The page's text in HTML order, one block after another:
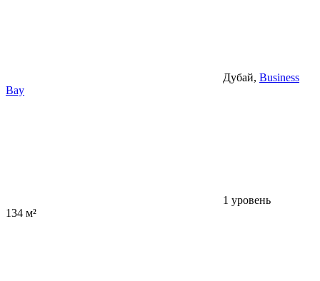
Дубай, Business
Bay
1 уровень
134 м²